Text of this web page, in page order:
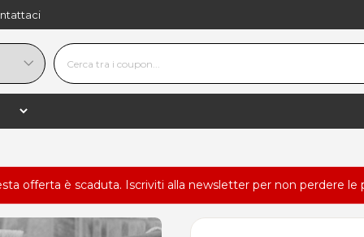
offerta è scaduta. Iscriviti alla newsletter per non perdere le